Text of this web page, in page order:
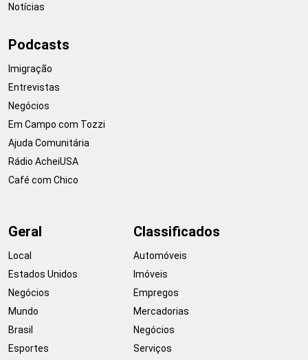
Notícias
Podcasts
Imigração
Entrevistas
Negócios
Em Campo com Tozzi
Ajuda Comunitária
Rádio AcheiUSA
Café com Chico
Geral
Local
Estados Unidos
Negócios
Mundo
Brasil
Esportes
Classificados
Automóveis
Imóveis
Empregos
Mercadorias
Negócios
Serviços